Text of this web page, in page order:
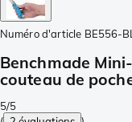
Numéro d'article BE556-
Benchmade
couteau de
5/5